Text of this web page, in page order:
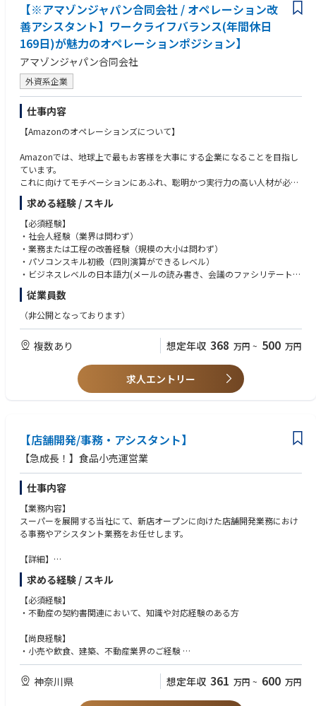
【薬剤師としての職責】
・ 薬機法関連法規の遵守
・ 問い合わせが合ったお客様の症状により、お客様の求めている医薬品の
服用可否の判断を行う。
・ 医薬品を適正に使用するための服薬指導、情報提供を実施する。
・ 医薬品の購入者ごとに提供すべき情報の範囲を判断する。
・ 医薬品の購入者から、医薬品副作用の苦情や相談を受け付ける。
・ 一般用医薬品で対応できないと判断した場合、医療機関への受診を勧め
る。
・ コミュニケーションを通じ、副作用相談など、購入者のアフターケアを
・ 必要に応じてPMDAへの報告を実施する
【業務割合（目安）】
50% 医薬品に関するプロジェクトにおいて医薬品適正販売の判断
40% Customerとのコミュニケーション
10% CSチームとのCustomer対応に関するコミュニケーション
【※アマゾンジャパン合同会社 / オペレーション改
善アシスタント】ワークライフバランス(年間休日
169日)が魅力のオペレーションポジション】
アマゾンジャパン合同会社
外資系企業
仕事内容
【Amazonのオペレーションズについて】
Amazonでは、地球上で最もお客様を大事にする企業になることを目指し
ています。
これに向けてモチベーションにあふれ、聡明かつ実行力の高い人材が必要
となります。
Amazonの著しい成長を支えているのが、自社で保有している高品質な輸
送ネットワークです。
将来の物流業界の変化及び貨物量の増加を見据え、慣習に捉われない新た
な輸送網・サービスを構築しており、その輸送ネットワーク上の重要拠点
であるソートセンター(SC)の運営管理を行う工程管理アシスタントを募集
します。
※ソートセンター(SC)とは
Amazonの自社輸送網において、全国にある大規模倉庫と、各ご家庭まで
の配達拠点の中継地となる拠点です。
お客様への配送スピードを担保しながらより効率的に輸送できるよう、荷
物の仕分けを行っています。
【チームのミッション】
現場作業がスムーズに流れ、配達期日通りに商品がお客様に配送されるこ
【業務内容】
ソートセンターの主要業務である庫内業務において、工程管理マネージャ
ーのサポートのもと、『入庫、出庫、品質管理、物流工程管理および他付
帯作業の工程』のそれぞれを担当頂きます。
· 入出荷に係る各種事務作業及びその改善
· 安全・品質・作業効率の向上に向けたプロジェクトの立案或いは推進
· 業務標準化の推進
ラムの開発など
*入出荷管理を通して、物流の仕組みやマネージメントを学べます。
*工程管理マネージャーへのキャリアアップや社内公募による他部署への
異動のチャンスもあります。
【魅力ポイント】
困難でもやりがいがあり変化の速い環境の中で成長できる能力があれば、
Amazonは最適な職場です。常に改善の機会を探し続ける組織の中では、
現状に甘んじることなく常に変化し続け、毎日が初日のような新鮮な気持
ちで迎える為、Still Day 1と社内では呼んでいます。
求める経験 / スキル
【必須経験】
・社会人経験（業界は問わず）
・業務または工程の改善経験（規模の大小は問わず）
・パソコンスキル初級（四則演算ができるレベル）
・ビジネスレベルの日本語力(メールの読み書き、会議のファシリテートが
できるレベル)
【歓迎要件】
・パソコンスキル（関数、VLOOKUP、マクロ）
・読み書きレベルの英語力
・物流または製造業での経験があれば尚可
・インクルーシブなカルチャーへの貢献や多様性に富んだグループで働く
ことに対して前向きな方
・主体的でスピード感をもった方
【ご応募の際のお願い】
■弊社からAmazon社に推薦後、同社より候補者様にメールにて、個別に
アプリケーションフォームへのご入力のお願いの旨が届きます。そちらに
ご入力いただいてから書類選考が開始となりますので、速やかにそちらを
ご入力いただくようお願い致します。
従業員数
（非公開となっております）
複数あり 想定年収 368 万円 ~ 500 万円
求人エントリー
【店舗開発/事務・アシスタント】
【急成長！】食品小売運営業
仕事内容
【業務内容】
スーパーを展開する当社にて、新店オープンに向けた店舗開発業務におけ
る事務やアシスタント業務をお任せします。
【詳細】
・新規出店に関わる契約書等の作成
・既存店舗の契約更新書類の作成
・その他各書類の管理
・不動産会社等との連絡・調整
・メール・電話対応 など
※新店舗オープンのタイミングでは、現地へ出張しヘルプ対応をお願いす
【キャリアパス】
将来的に、店舗開発業務(用地の仕入れや請求書のチェック、行政対応等)
求める経験 / スキル
【必須経験】
・不動産の契約書関連において、知識や対応経験のある方
【尚良経験】
・小売や飲食、建築、不動産業界のご経験
・事業用建物賃貸借契約書の知識
【求める人物像】
・指示待ちではなく主体的に取り組める方
神奈川県 想定年収 361 万円 ~ 600 万円